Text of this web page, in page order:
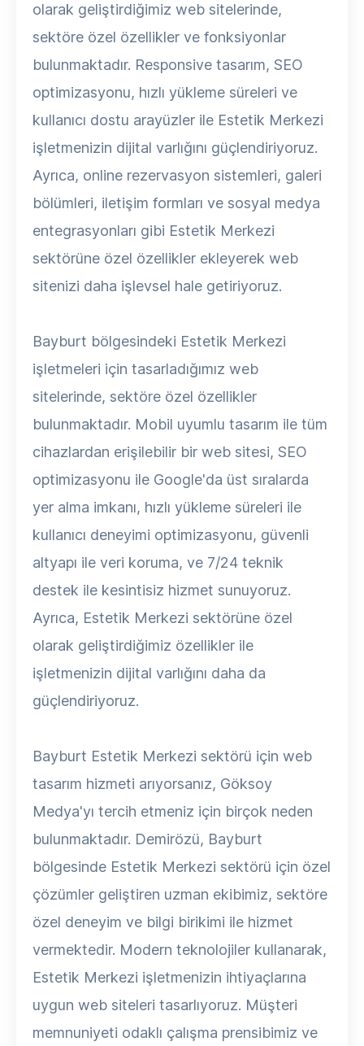
olarak geliştirdiğimiz web sitelerinde,
sektöre özel özellikler ve fonksiyonlar
bulunmaktadır. Responsive tasarım, SEO
optimizasyonu, hızlı yükleme süreleri ve
kullanıcı dostu arayüzler ile Estetik Merkezi
işletmenizin dijital varlığını güçlendiriyoruz.
Ayrıca, online rezervasyon sistemleri, galeri
bölümleri, iletişim formları ve sosyal medya
entegrasyonları gibi Estetik Merkezi
sektörüne özel özellikler ekleyerek web
sitenizi daha işlevsel hale getiriyoruz.
Bayburt bölgesindeki Estetik Merkezi
işletmeleri için tasarladığımız web
sitelerinde, sektöre özel özellikler
bulunmaktadır. Mobil uyumlu tasarım ile tüm
cihazlardan erişilebilir bir web sitesi, SEO
optimizasyonu ile Google'da üst sıralarda
yer alma imkanı, hızlı yükleme süreleri ile
kullanıcı deneyimi optimizasyonu, güvenli
altyapı ile veri koruma, ve 7/24 teknik
destek ile kesintisiz hizmet sunuyoruz.
Ayrıca, Estetik Merkezi sektörüne özel
olarak geliştirdiğimiz özellikler ile
işletmenizin dijital varlığını daha da
güçlendiriyoruz.
Bayburt Estetik Merkezi sektörü için web
tasarım hizmeti arıyorsanız, Göksoy
Medya'yı tercih etmeniz için birçok neden
bulunmaktadır. Demirözü, Bayburt
bölgesinde Estetik Merkezi sektörü için özel
çözümler geliştiren uzman ekibimiz, sektöre
özel deneyim ve bilgi birikimi ile hizmet
vermektedir. Modern teknolojiler kullanarak,
Estetik Merkezi işletmenizin ihtiyaçlarına
uygun web siteleri tasarlıyoruz. Müşteri
memnuniyeti odaklı çalışma prensibimiz ve